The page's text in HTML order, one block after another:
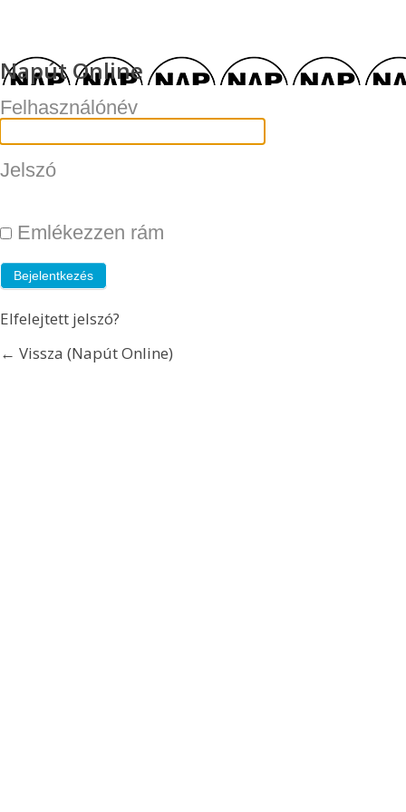
Napút Online
Felhasználónév
Jelszó
Emlékezzen rám
Elfelejtett jelszó?
← Vissza (Napút Online)